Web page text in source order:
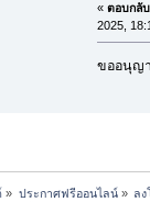
« ตอบกลั
2025,
ขออนุญ
» ประกาศฟรีออนไลน์» ล